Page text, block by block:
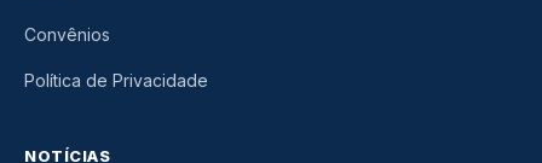
Convênios
Política de Privacidade
NOTÍCIAS